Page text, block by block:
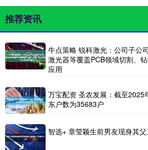
推荐资讯
牛点策略 锐科激光：公司子公
激光器等覆盖PCB领域切割、
应用
万宝配资 圣农发展：截至2025
东户数为35683户
智选+ 章莹颖生前男友现身其